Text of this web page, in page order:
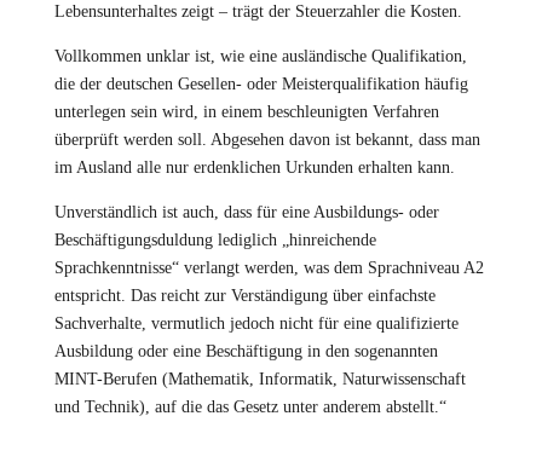
Lebensunterhaltes zeigt – trägt der Steuerzahler die Kosten.
Vollkommen unklar ist, wie eine ausländische Qualifikation,
die der deutschen Gesellen- oder Meisterqualifikation häufig
unterlegen sein wird, in einem beschleunigten Verfahren
überprüft werden soll. Abgesehen davon ist bekannt, dass man
im Ausland alle nur erdenklichen Urkunden erhalten kann.
Unverständlich ist auch, dass für eine Ausbildungs- oder
Beschäftigungsduldung lediglich „hinreichende
Sprachkenntnisse“ verlangt werden, was dem Sprachniveau A2
entspricht. Das reicht zur Verständigung über einfachste
Sachverhalte, vermutlich jedoch nicht für eine qualifizierte
Ausbildung oder eine Beschäftigung in den sogenannten
MINT-Berufen (Mathematik, Informatik, Naturwissenschaft
und Technik), auf die das Gesetz unter anderem abstellt.“